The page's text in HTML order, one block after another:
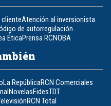
Atención al inversionista
de autorregulación
ÉticaPrensa RCNOBA
La RepúblicaRCN Comerciales
NovelasFidesTDT
RCN Total